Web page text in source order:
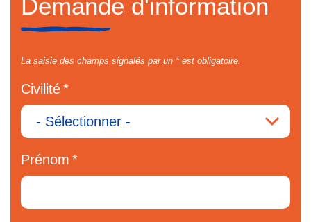
Demande d'information
La saisie des champs signalés par un * est obligatoire.
Civilité
Prénom